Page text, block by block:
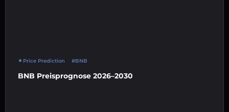
Price Prediction #BNB
BNB Preisprognose 2026–2030